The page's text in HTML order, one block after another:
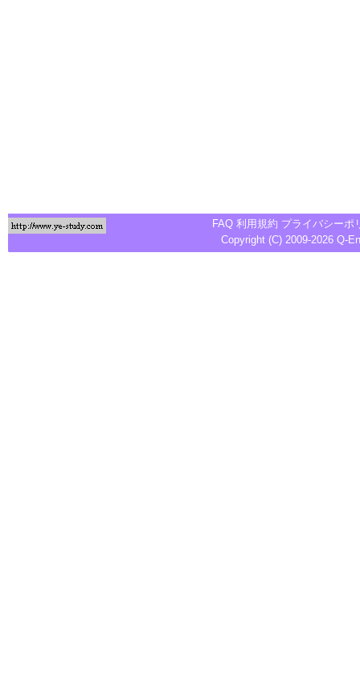
FAQ 利用規約 プライバシーポ
Copyright (C) 2009-2026 Q-